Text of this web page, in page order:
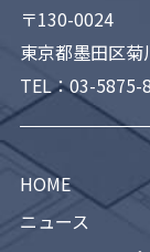
〒130-0024
東京都墨田区菊
TEL：03-5875-
HOME
ニュース